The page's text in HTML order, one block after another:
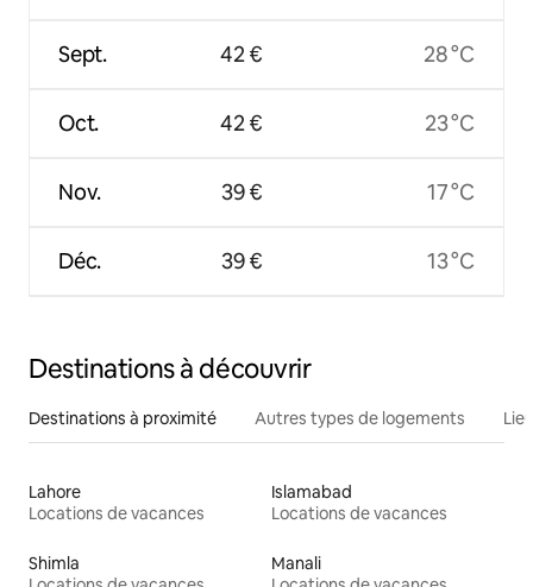
Sept.
Oct.
Nov.
Déc.
42 €
42 €
39 €
39 €
28 °C
23 °C
17 °C
13 °C
Destinations à découvrir
Destinations à proximité Autres types de logements
Lahore
Locations de vacances
Islamabad
Locations de vacances
Shimla
Manali